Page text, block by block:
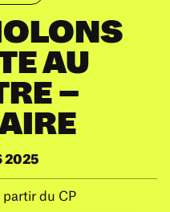
AU
–
2025
du CP